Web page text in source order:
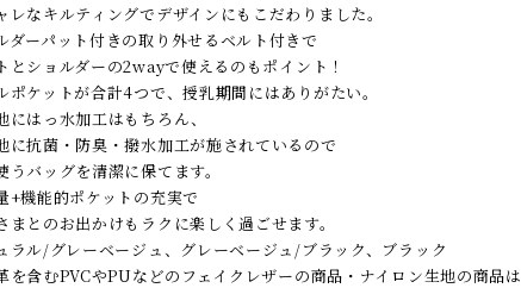
レなキルティングでデザインにもこだわりました。
ダーパット付きの取り外せるベルト付きで
とショルダーの2wayで使えるのもポイント！
ポケットが合計4つで、授乳期間にはありがたい。
にはっ水加工はもちろん、
に抗菌・防臭・撥水加工が施されているので
うバッグを清潔に保てます。
+機能的ポケットの充実で
まとのお出かけもラクに楽しく過ごせます。
ラル/グレーベージュ、グレーベージュ/ブラック、ブラック
含むPVCやPUなどのフェイクレザーの商品・ナイロン生地の商品